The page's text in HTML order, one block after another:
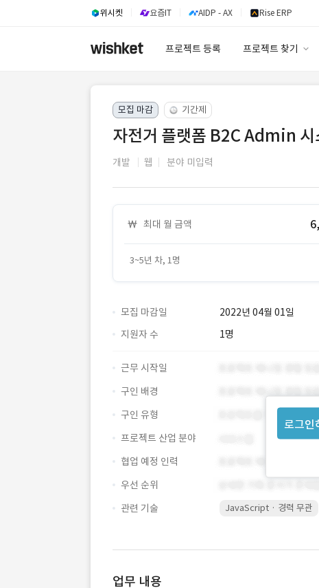
위시켓 요즘IT AIDP - AX Rise ERP
프로젝트 등록 프로젝트 찾기
모집 마감 기간제
자전거 플랫폼 B2C Admin 시
개발 웹 분야 미입력
최대 월 금액
3~5년 차, 1명
모집 마감일
2022년 04월 01일
지원자 수
1명
로그인
근무 시작일
구인 배경
구인 유형
프로젝트 산업 분야
협업 예정 인력
우선 순위
관련 기술
JavaScript · 경력 무관
업무 내용